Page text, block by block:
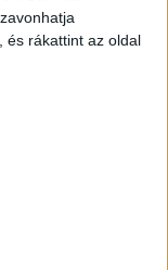
és rákattint az oldal
nehéz
a vizes